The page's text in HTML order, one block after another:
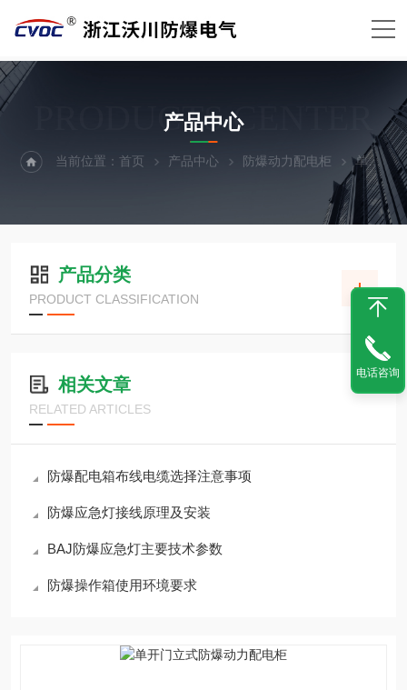
PRODUCTS CENTER
产品中心
当前位置：首页 产品中心 防爆动力配电柜 单开门防爆动力柜
产品分类
PRODUCT CLASSIFICATION
相关文章
RELATED ARTICLES
防爆配电箱布线电缆选择注意事项
防爆应急灯接线原理及安装
BAJ防爆应急灯主要技术参数
防爆操作箱使用环境要求
电话咨询